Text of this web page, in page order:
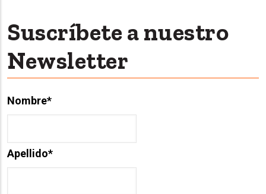
Suscríbete a nuestro
Newsletter
Nombre*
Apellido*